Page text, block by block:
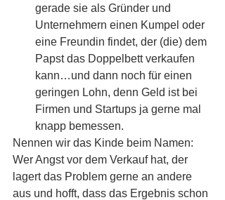
gerade sie als Gründer und
Unternehmern einen Kumpel oder
eine Freundin findet, der (die) dem
Papst das Doppelbett verkaufen
kann…und dann noch für einen
geringen Lohn, denn Geld ist bei
Firmen und Startups ja gerne mal
knapp bemessen.
Nennen wir das Kinde beim Namen:
Wer Angst vor dem Verkauf hat, der
lagert das Problem gerne an andere
aus und hofft, dass das Ergebnis schon